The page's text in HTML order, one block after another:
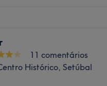
11 comentários
Histórico, Setúbal